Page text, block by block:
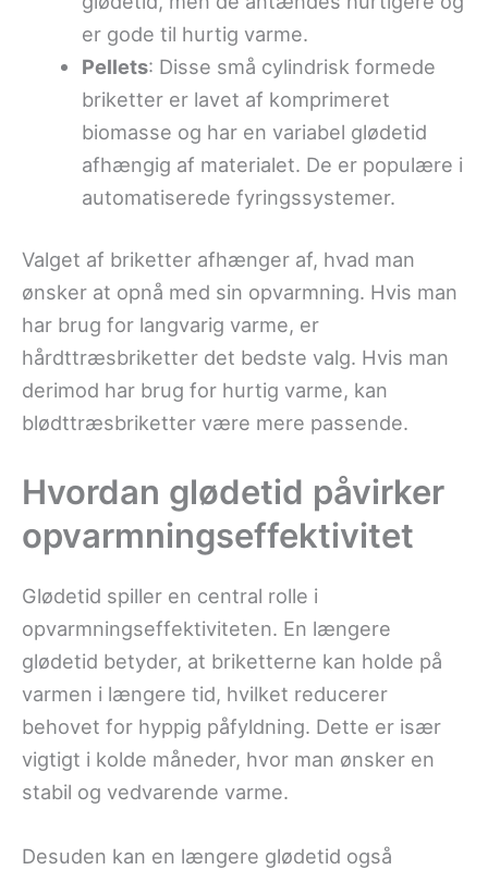
er gode til hurtig varme.
Pellets: Disse små cylindrisk formede
briketter er lavet af komprimeret
biomasse og har en variabel glødetid
afhængig af materialet. De er populære i
automatiserede fyringssystemer.
Valget af briketter afhænger af, hvad man
ønsker at opnå med sin opvarmning. Hvis man
har brug for langvarig varme, er
hårdttræsbriketter det bedste valg. Hvis man
derimod har brug for hurtig varme, kan
blødttræsbriketter være mere passende.
Hvordan glødetid påvirker
opvarmningseffektivitet
Glødetid spiller en central rolle i
opvarmningseffektiviteten. En længere
glødetid betyder, at briketterne kan holde på
varmen i længere tid, hvilket reducerer
behovet for hyppig påfyldning. Dette er især
vigtigt i kolde måneder, hvor man ønsker en
stabil og vedvarende varme.
Desuden kan en længere glødetid også